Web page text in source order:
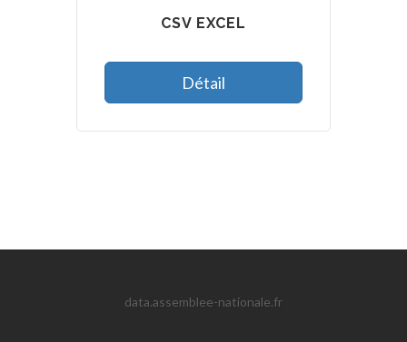
CSV EXCEL
Détail
data.assemblee-nationale.fr